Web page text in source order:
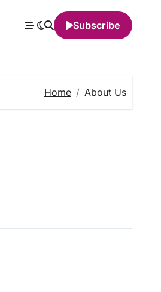
Subscribe
Home About Us